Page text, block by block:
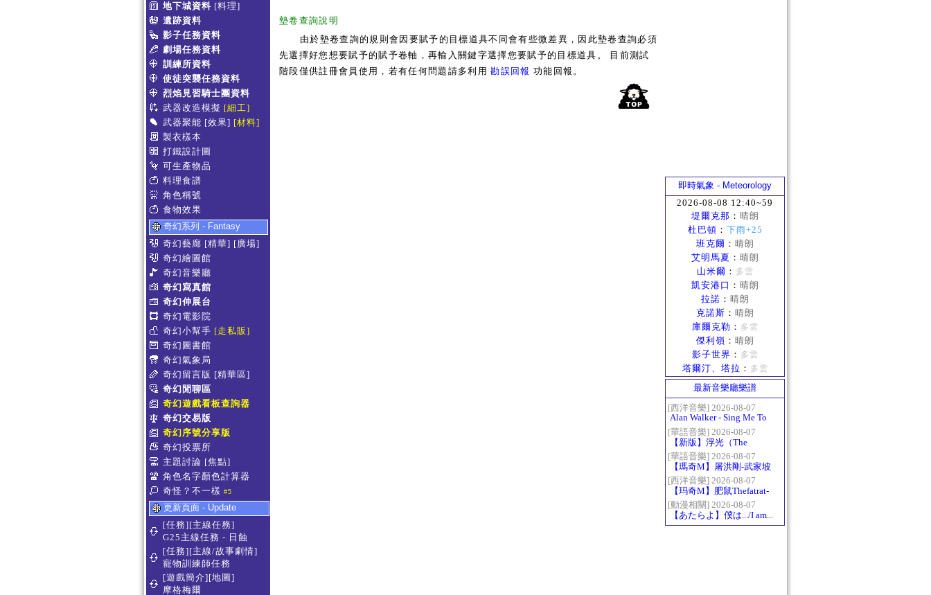
地下城資料 [料理]
遺跡資料
影子任務資料
劇場任務資料
訓練所資料
使徒突襲任務資料
烈焰見習騎士團資料
武器改造模擬 [細工]
武器聚能 [效果] [材料]
製衣樣本
打鐵設計圖
可生產物品
料理食譜
角色稱號
食物效果
奇幻系列 - Fantasy
奇幻藝廊 [精華] [廣場]
奇幻繪圖館
奇幻音樂廳
奇幻寫真館
奇幻伸展台
奇幻電影院
奇幻小幫手 [走私販]
奇幻圖書館
奇幻氣象局
奇幻留言版 [精華區]
奇幻閒聊區
奇幻遊戲看板查詢器
奇幻交易版
奇幻序號分享版
奇幻投票所
主題討論 [焦點]
角色名字顏色計算器
奇怪？不一樣 #5
更新頁面 - Update
[任務][主線任務]
G25主線任務 - 日蝕
[任務][主線/故事劇情]
寵物訓練師任務
[遊戲簡介][地圖]
摩格梅爾
墊卷查詢說明
由於墊卷查詢的規則會因要賦予的目標道具不同會有些微差異，因此墊卷查詢必須
先選擇好您想要賦予的賦予卷軸，再輸入關鍵字選擇您要賦予的目標道具。 目前測試
階段僅供註冊會員使用，若有任何問題請多利用勘誤回報 功能回報。
即時氣象 - Meteorology
2026-08-08 12:40~59
堤爾克那 ： 晴朗
杜巴頓 ： 下雨+25
班克爾 ： 晴朗
艾明馬夏 ： 晴朗
山米爾 ： 多雲
凱安港口 ： 晴朗
拉諾 ： 晴朗
克諾斯 ： 晴朗
庫爾克勒 ： 多雲
傑利嶺 ： 晴朗
影子世界 ： 多雲
塔爾汀、塔拉 ： 多雲
最新音樂廳樂譜
[西洋音樂] 2026-08-07
Alan Walker - Sing Me To
Sleep
[華語音樂] 2026-08-07
【新版】浮光（The
History）：六和弦
[華語音樂] 2026-08-07
【瑪奇M】屠洪剛-武家坡
2021
[西洋音樂] 2026-08-07
【玛奇M】肥鼠Thefatrat-
Monody
[動漫相關] 2026-08-07
【あたらよ】僕は.../I am...
（我內心的糟糕念頭/僕の